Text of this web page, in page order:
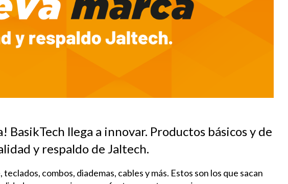
BasikTech llega a innovar. Productos básicos y de
y respaldo de Jaltech.
combos, diademas, cables y más. Estos son los que sacan